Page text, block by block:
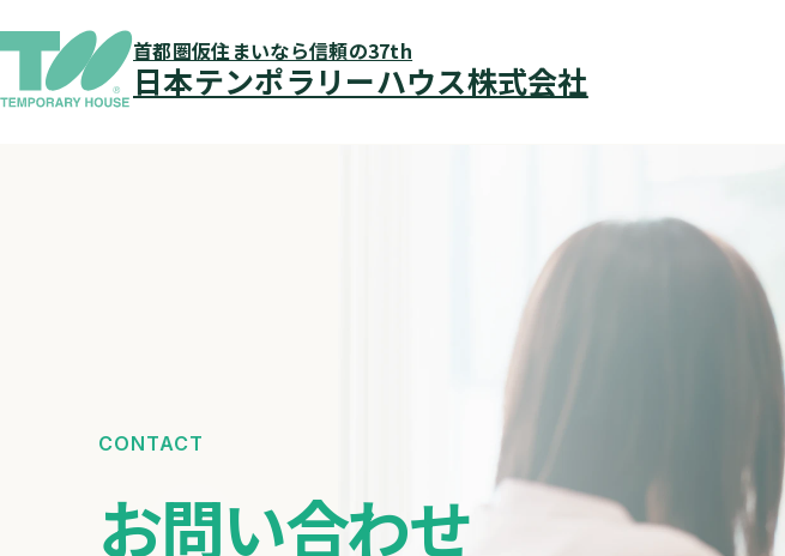
首都圏仮住まいなら信頼の37th
日本テンポラリーハウス株式会社
仮住まいとは
仮住まいの流れ
入居者メッセージ
仮住まいブログ
CONTACT
お問い合わせ